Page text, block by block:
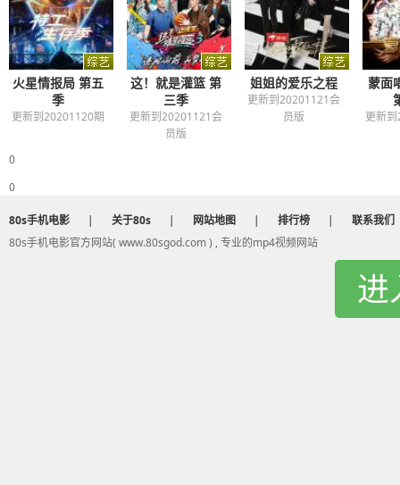
火星情报局 第五
季
更新到20201120期
这！就是灌篮 第
三季
更新到20201121会
员版
姐姐的爱乐之程
更新到20201121会
员版
蒙面
更新
0
0
80s手机电影 | 关于80s | 网站地图 | 排行榜 |
联系我们
80s手机电影官方网站( www.80sgod.com ) , 专业的mp4视频网站
进